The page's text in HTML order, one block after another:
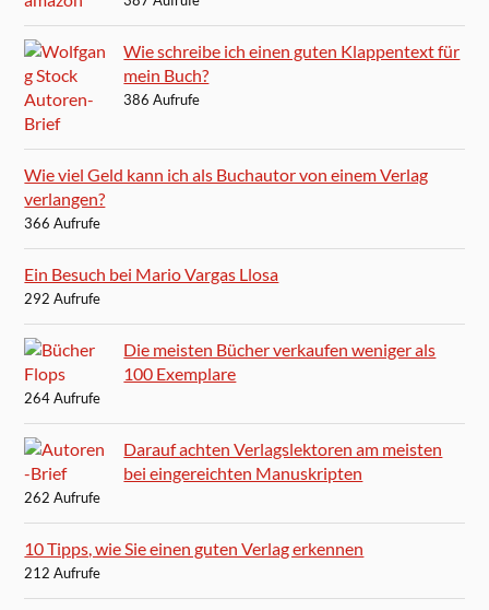
Wie schreibe ich einen guten Klappentext für
mein Buch?
386 Aufrufe
Wie viel Geld kann ich als Buchautor von einem Verlag
verlangen?
366 Aufrufe
Ein Besuch bei Mario Vargas Llosa
292 Aufrufe
Die meisten Bücher verkaufen weniger als
100 Exemplare
264 Aufrufe
Darauf achten Verlagslektoren am meisten
bei eingereichten Manuskripten
262 Aufrufe
10 Tipps, wie Sie einen guten Verlag erkennen
212 Aufrufe